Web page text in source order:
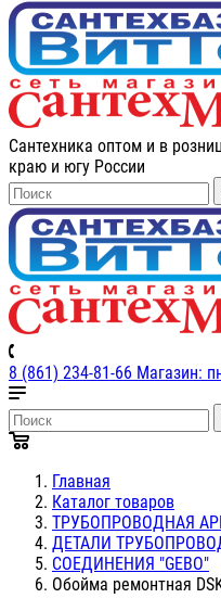
Сантехника оптом и в
краю и югу России
8 (861) 234-81-66 Магазин:
Главная
Каталог товаров
ТРУБОПРОВОДНАЯ
ДЕТАЛИ
СОЕДИНЕНИЯ "GEBO"
Обойма ремонтная